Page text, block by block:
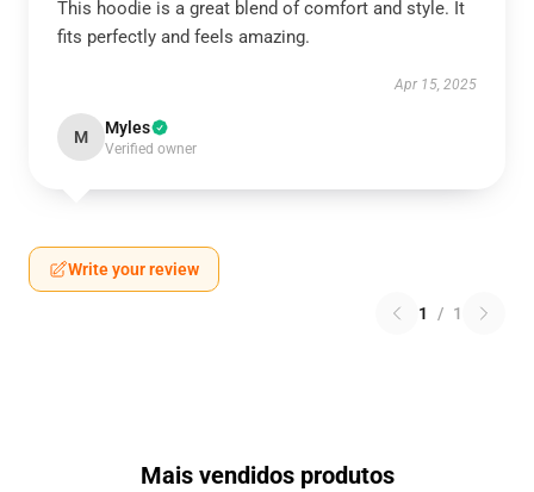
This hoodie is a great blend of comfort and style. It
fits perfectly and feels amazing.
Apr 15, 2025
M Myles
Verified owner
Write your review
1 / 1
Mais vendidos produtos